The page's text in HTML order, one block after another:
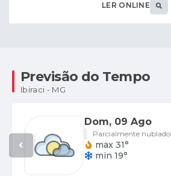
LER ONLINE
Previsão do Tempo
Ibiraci - MG
Dom 09 Ago
Parcialmente nublado
max 31°
min 19°